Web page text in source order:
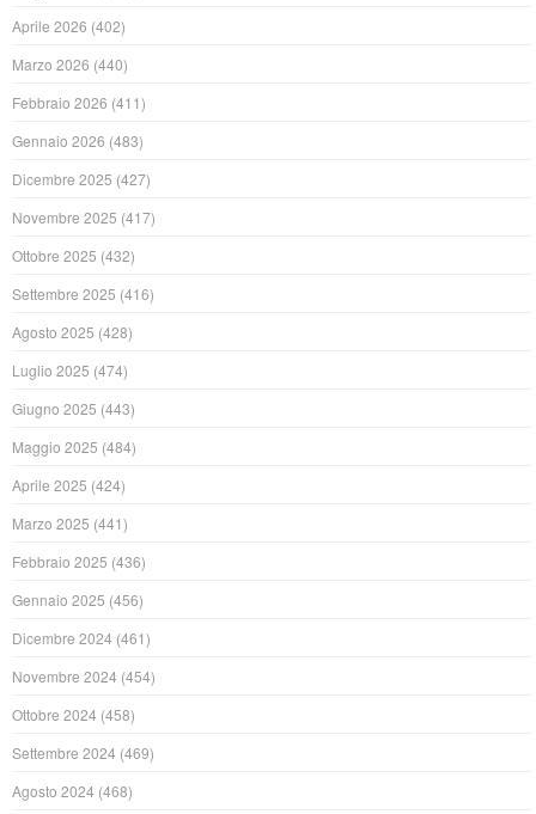
Aprile 2026 (402)
Marzo 2026 (440)
Febbraio 2026 (411)
Gennaio 2026 (483)
Dicembre 2025 (427)
Novembre 2025 (417)
Ottobre 2025 (432)
Settembre 2025 (416)
Agosto 2025 (428)
Luglio 2025 (474)
Giugno 2025 (443)
Maggio 2025 (484)
Aprile 2025 (424)
Marzo 2025 (441)
Febbraio 2025 (436)
Gennaio 2025 (456)
Dicembre 2024 (461)
Novembre 2024 (454)
Ottobre 2024 (458)
Settembre 2024 (469)
Agosto 2024 (468)